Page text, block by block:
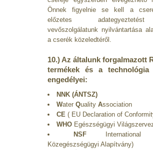
Önnek figyelnie se kell a
előzetes
vevőszolgálatunk nyilvántartása
a cserék közeledtéről.
10.) Az általunk forgalmazott
termékek és a technológia
engedélyei:
NNK (ÁNTSZ)
Water Quality Association
CE ( EU Declaration of
WHO Egészségügyi
NSF International
Közegészségügyi Alapítvány)